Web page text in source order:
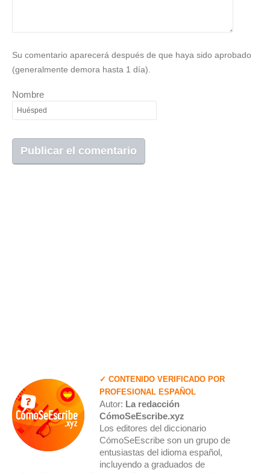
Su comentario aparecerá después de que haya sido aprobado
(generalmente demora hasta 1 día).
Nombre
✓ CONTENIDO VERIFICADO POR
PROFESIONAL ESPAÑOL
Autor: La redacción
CómoSeEscribe.xyz
Los editores del diccionario
CómoSeEscribe son un grupo de
entusiastas del idioma español,
incluyendo a graduados de